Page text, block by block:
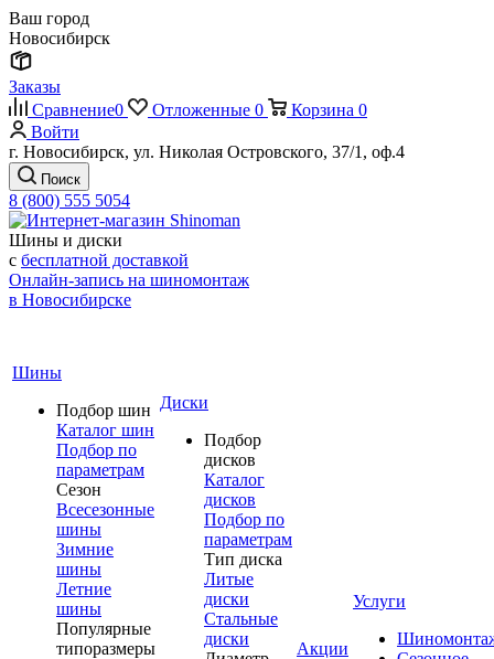
Ваш город
Новосибирск
Заказы
Сравнение0 Отложенные 0 Корзина 0
Войти
г. Новосибирск, ул. Николая Островского, 37/1, оф.4
Поиск
8 (800) 555 5054
Шины и диски
с бесплатной доставкой
Онлайн-запись на шиномонтаж
в Новосибирске
Шины
Подбор шин
Каталог шин
Подбор по
параметрам
Сезон
Всесезонные
шины
Зимние
шины
Летние
шины
Популярные
типоразмеры
Диски
Подбор
дисков
Каталог
дисков
Подбор по
параметрам
Тип диска
Литые
диски
Стальные
диски
Акции
Услуги